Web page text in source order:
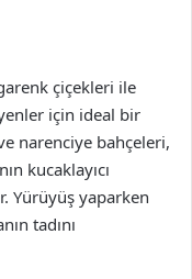
çiçekleri ile
için ideal bir
narenciye bahçeleri,
kucaklayıcı
Yürüyüş yaparken
tadını